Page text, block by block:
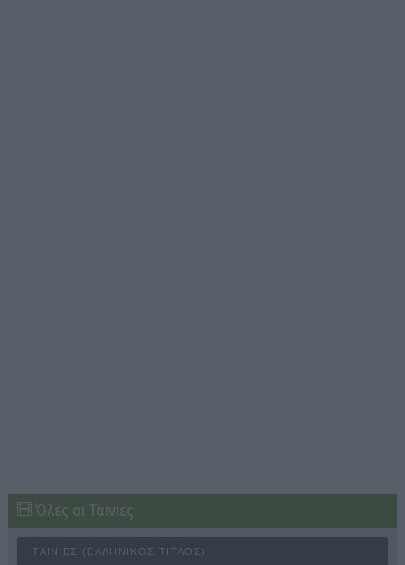
Όλες οι Ταινίες
ΤΑΙΝΊΕΣ (ΕΛΛΗΝΙΚΌΣ ΤΊΤΛΟΣ)